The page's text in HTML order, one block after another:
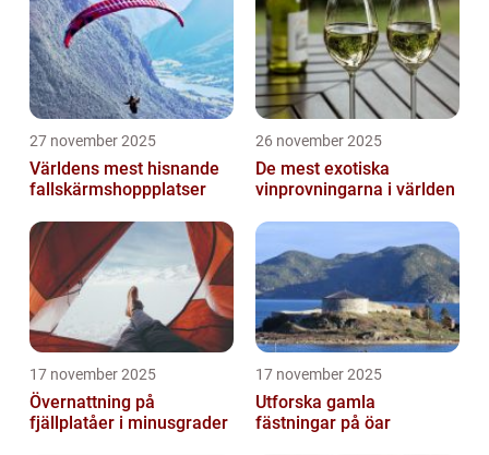
27 november 2025
Världens mest hisnande
fallskärmshoppplatser
26 november 2025
De mest exotiska
vinprovningarna i världen
17 november 2025
Övernattning på
fjällplatåer i minusgrader
17 november 2025
Utforska gamla
fästningar på öar